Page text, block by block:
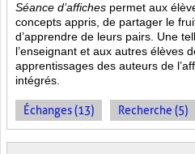
Séance d’affiches permet aux
concepts appris, de partager le
d’apprendre de leurs pairs. Une
l’enseignant et aux autres élèves
apprentissages des auteurs de
intégrés.
Échanges (13) Recherche (5)